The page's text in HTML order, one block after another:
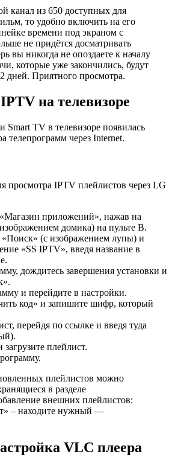
канал из 650 доступных для
то удобно включить на его
времени под экраном с
не придётся досматривать
вы никогда не опоздаете к началу
которые уже закончились, будут
дней. Приятного просмотра.
на телевизоре
TV в телевизоре появилась
телепрограмм через Internet.
просмотра IPTV плейлистов через LG
приложений», нажав на
домика) на пульте В.
(с изображением лупы) и
«SS IPTV», введя название в
дождитесь завершения установки и
и перейдите в настройки.
код» и запишите шифр, который
перейдя по ссылке и введя туда
плейлист.
плейлистов можно
в разделе
внешних плейлистов:
– находите нужный —
VLC плеера